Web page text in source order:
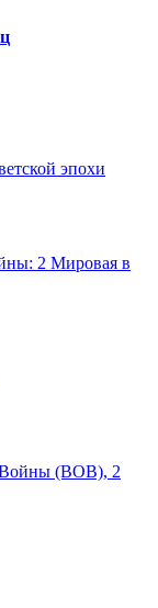
эпохи
2 Мировая в
Войны (ВОВ), 2